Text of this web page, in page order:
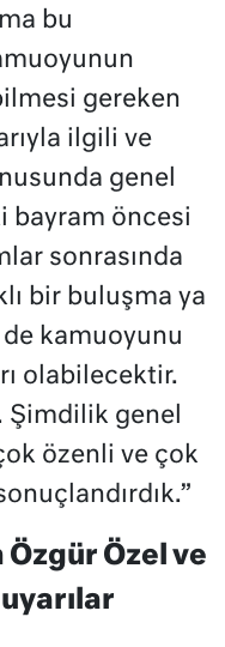
bu
gereken
ilgili ve
genel
bayram öncesi
sonrasında
bir buluşma ya
kamuoyunu
olabilecektir.
Şimdilik genel
özenli ve çok
Özgür Özel ve